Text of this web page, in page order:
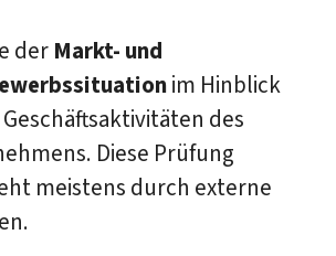
der Markt- und
im Hinblick
des
Diese Prüfung
meistens durch externe